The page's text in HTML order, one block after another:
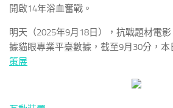
開啟14年浴血奮戰。
明天（2025年9月18日），抗戰題材電
據貓眼專業平臺數據，截至9月30分，本
策展